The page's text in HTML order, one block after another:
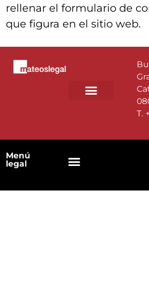
rellenar el formulario de
que figura en el sitio web.
T.
Menú
legal